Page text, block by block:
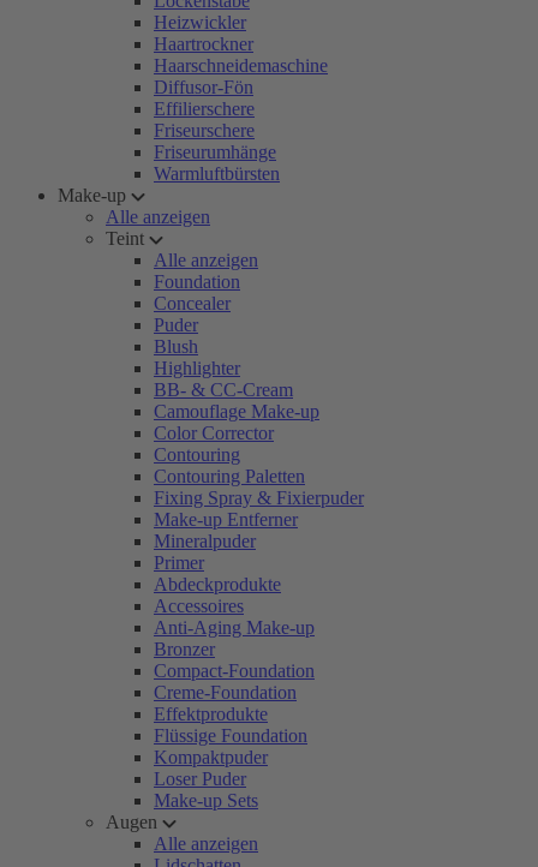
Heizwickler
Haartrockner
Haarschneidemaschine
Diffusor-Fön
Effilierschere
Friseurschere
Friseurumhänge
Warmluftbürsten
Make-up
Alle anzeigen
Teint
Alle anzeigen
Foundation
Concealer
Puder
Blush
Highlighter
BB- & CC-Cream
Camouflage Make-up
Color Corrector
Contouring
Contouring Paletten
Fixing Spray & Fixierpuder
Make-up Entferner
Mineralpuder
Primer
Abdeckprodukte
Accessoires
Anti-Aging Make-up
Bronzer
Compact-Foundation
Creme-Foundation
Effektprodukte
Flüssige Foundation
Kompaktpuder
Loser Puder
Make-up Sets
Augen
Alle anzeigen